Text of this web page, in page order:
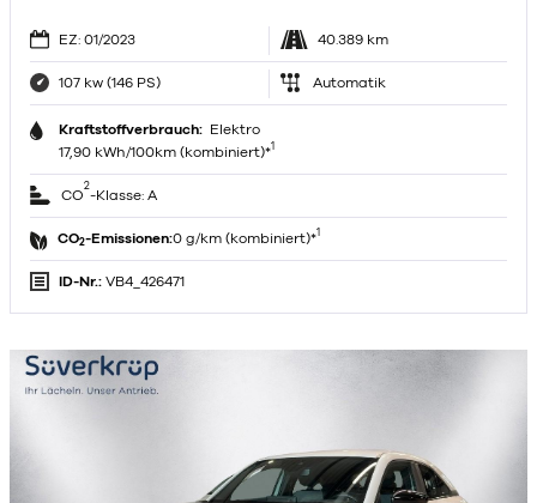
EZ: 01/2023 40.389 km
107 kw (146 PS) Automatik
Kraftstoffverbrauch: Elektro
17,90 kWh/100km (kombiniert)*1
CO
2
-Klasse: A
CO2-Emissionen:0 g/km (kombiniert)*1
ID-Nr.: VB4_426471